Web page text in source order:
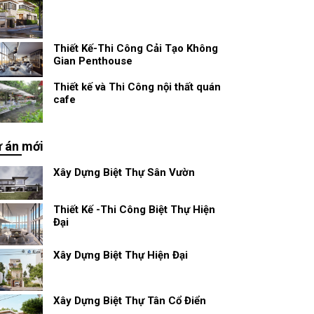
Thiết Kế-Thi Công Cải Tạo Không
Gian Penthouse
Thiết kế và Thi Công nội thất quán
cafe
án mới
Xây Dựng Biệt Thự Sân Vườn
Thiết Kế -Thi Công Biệt Thự Hiện
Đại
Xây Dựng Biệt Thự Hiện Đại
Xây Dựng Biệt Thự Tân Cổ Điển